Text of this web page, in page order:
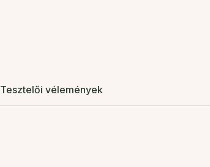
Tesztelői vélemények